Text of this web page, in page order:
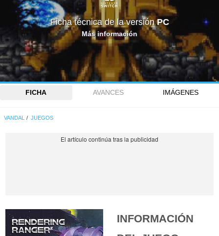
Ficha técnica de la versiónPC
Más información
FICHA AVANCES IMÁGENES
VANDAL JUEGOS
INFORMACIÓN